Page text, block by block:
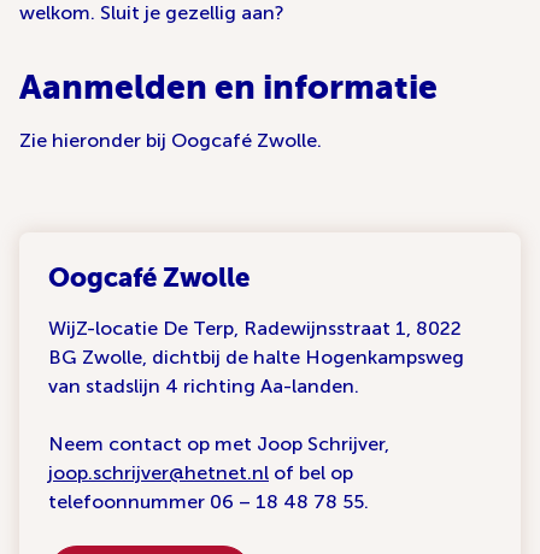
welkom. Sluit je gezellig aan?
Aanmelden en informatie
Zie hieronder bij Oogcafé Zwolle.
Oogcafé Zwolle
WijZ-locatie De Terp, Radewijnsstraat 1, 8022
BG Zwolle, dichtbij de halte Hogenkampsweg
van stadslijn 4 richting Aa-landen.
Neem contact op met Joop Schrijver,
joop.schrijver@hetnet.nl of bel op
telefoonnummer 06 – 18 48 78 55.